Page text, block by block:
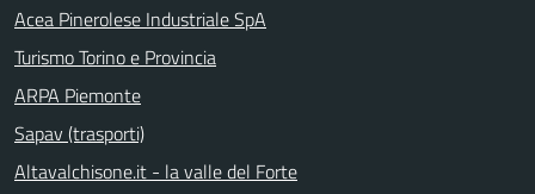
Acea Pinerolese Industriale SpA
Turismo Torino e Provincia
ARPA Piemonte
Sapav (trasporti)
Altavalchisone.it - la valle del Forte